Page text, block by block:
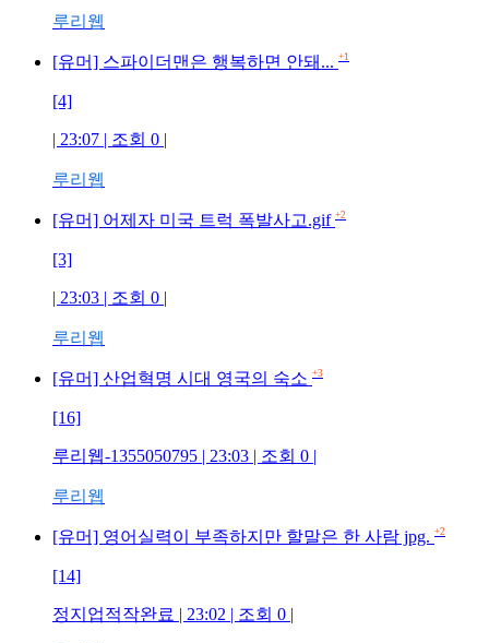
루리웹
[유머] 스파이더맨은 행복하면 안돼... +1
[4]
| 23:07 | 조회 0 |
루리웹
[유머] 어제자 미국 트럭 폭발사고.gif +2
[3]
| 23:03 | 조회 0 |
루리웹
[유머] 산업혁명 시대 영국의 숙소 +3
[16]
루리웹-1355050795 | 23:03 | 조회 0 |
루리웹
[유머] 영어실력이 부족하지만 할말은 한 사람 jpg. +2
[14]
정지업적작완료 | 23:02 | 조회 0 |